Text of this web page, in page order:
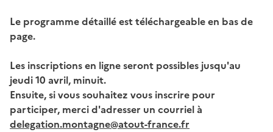
Le programme détaillé est téléchargeable en bas de
page.
Les inscriptions en ligne seront possibles jusqu'au
jeudi 10 avril, minuit.
Ensuite, si vous souhaitez vous inscrire pour
participer, merci d'adresser un courriel à
delegation.montagne@atout-france.fr